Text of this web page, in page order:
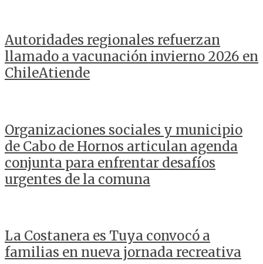
Autoridades regionales refuerzan
llamado a vacunación invierno 2026 en
ChileAtiende
Organizaciones sociales y municipio
de Cabo de Hornos articulan agenda
conjunta para enfrentar desafíos
urgentes de la comuna
La Costanera es Tuya convocó a
familias en nueva jornada recreativa